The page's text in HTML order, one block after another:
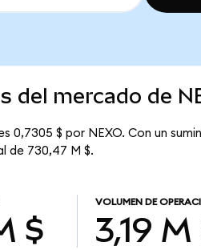
del mercado de
0,7305 $ por NEXO. Con un
de 730,47 M $.
$
VOLUMEN DE
3,19 M